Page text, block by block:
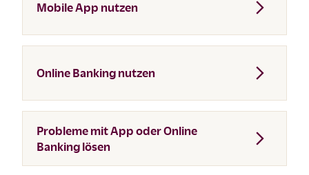
Mobile App nutzen
Online Banking nutzen
Probleme mit App oder Online
Banking lösen